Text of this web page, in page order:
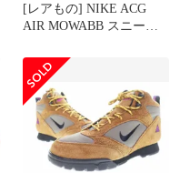
[レアもの] NIKE ACG
AIR MOWABB スニーカ